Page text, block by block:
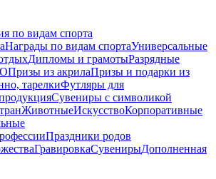
по видам спорта
Награды по видам спортаУниверсальные
Дипломы и грамотыРазрядные
Призы из акрилаПризы и подарки из
тарелкиФутляры для
Сувениры с символикой
ЖивотныеИскусствоКорпоративные
Праздники родов
ГравировкаСувенирыДополненная